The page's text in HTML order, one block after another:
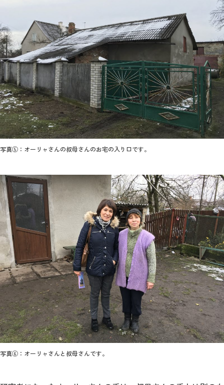
写真⑤：オーリャさんの叔母さんのお宅の入り口です。
写真⑥：オーリャさんと叔母さんです。